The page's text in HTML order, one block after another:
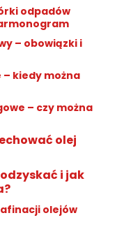
odpadów
– obowiązki i
kiedy można
– czy można
olej
i jak
olejów